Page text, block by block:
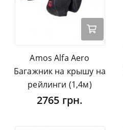
Amos Alfa Aero
Багажник на крышу на
рейлинги (1,4м)
2765 грн.